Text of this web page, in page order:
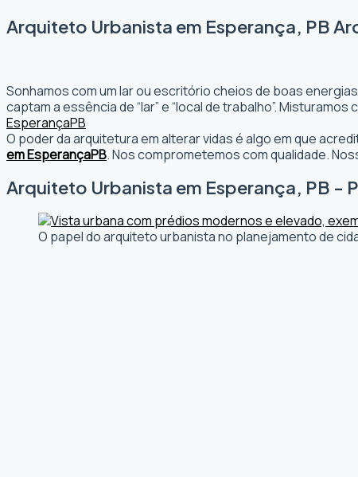
Arquiteto Urbanista em Esperança, PB
Sonhamos com um lar ou escritório cheios de boas
captam a essência de “lar” e “local de trabalho”.
EsperançaPB
O poder da arquitetura em alterar vidas é algo em que
em EsperançaPB. Nos comprometemos com qualidade.
Arquiteto Urbanista em Esperança, PB -
O papel do arquiteto urbanista no planejamento de